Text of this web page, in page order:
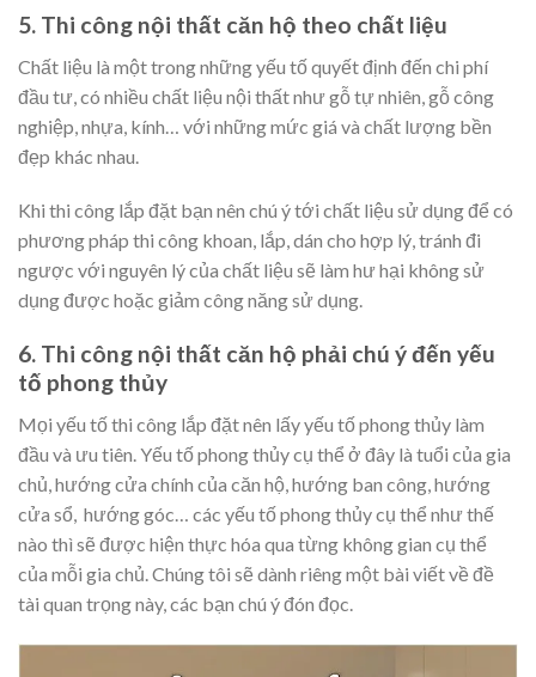
5. Thi công nội thất căn hộ theo chất liệu
Chất liệu là một trong những yếu tố quyết định đến chi phí
đầu tư, có nhiều chất liệu nội thất như gỗ tự nhiên, gỗ công
nghiệp, nhựa, kính… với những mức giá và chất lượng bền
đẹp khác nhau.
Khi thi công lắp đặt bạn nên chú ý tới chất liệu sử dụng để có
phương pháp thi công khoan, lắp, dán cho hợp lý, tránh đi
ngược với nguyên lý của chất liệu sẽ làm hư hại không sử
dụng được hoặc giảm công năng sử dụng.
6. Thi công nội thất căn hộ phải chú ý đến yếu
tố phong thủy
Mọi yếu tố thi công lắp đặt nên lấy yếu tố phong thủy làm
đầu và ưu tiên. Yếu tố phong thủy cụ thể ở đây là tuổi của gia
chủ, hướng cửa chính của căn hộ, hướng ban công, hướng
cửa sổ, hướng góc… các yếu tố phong thủy cụ thể như thế
nào thì sẽ được hiện thực hóa qua từng không gian cụ thể
của mỗi gia chủ. Chúng tôi sẽ dành riêng một bài viết về đề
tài quan trọng này, các bạn chú ý đón đọc.